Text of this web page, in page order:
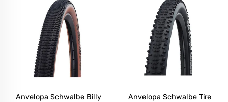
Anvelopa Schwalbe Billy
Anvelopa Schwalbe Tire